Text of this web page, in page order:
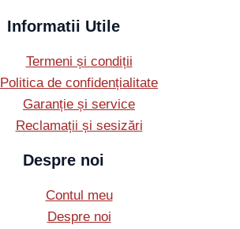
Informatii Utile
Termeni și condiții
Politica de confidențialitate
Garanție și service
Reclamații și sesizări
Despre noi
Contul meu
Despre noi